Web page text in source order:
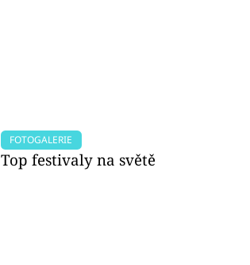
FOTOGALERIE
Top festivaly na světě